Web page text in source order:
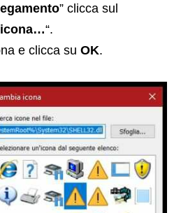
” clicca sul
“.
e clicca su OK.